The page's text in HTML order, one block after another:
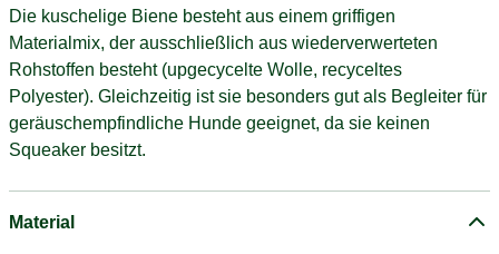
Die kuschelige Biene besteht aus einem griffigen
Materialmix, der ausschließlich aus wiederverwerteten
Rohstoffen besteht (upgecycelte Wolle, recyceltes
Polyester). Gleichzeitig ist sie besonders gut als Begleiter für
geräuschempfindliche Hunde geeignet, da sie keinen
Squeaker besitzt.
Material